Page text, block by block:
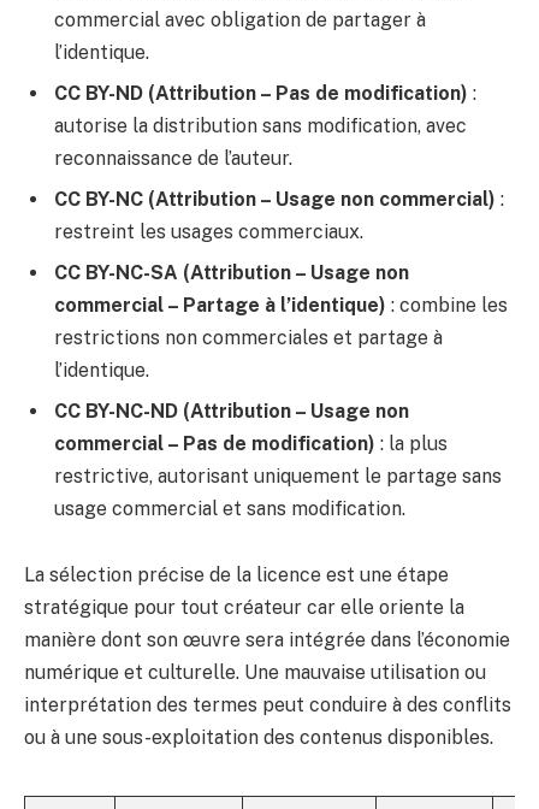
commercial avec obligation de partager à
l’identique.
CC BY-ND (Attribution – Pas de modification) :
autorise la distribution sans modification, avec
reconnaissance de l’auteur.
CC BY-NC (Attribution – Usage non commercial) :
restreint les usages commerciaux.
CC BY-NC-SA (Attribution – Usage non
commercial – Partage à l’identique) : combine les
restrictions non commerciales et partage à
l’identique.
CC BY-NC-ND (Attribution – Usage non
commercial – Pas de modification) : la plus
restrictive, autorisant uniquement le partage sans
usage commercial et sans modification.
La sélection précise de la licence est une étape
stratégique pour tout créateur car elle oriente la
manière dont son œuvre sera intégrée dans l’économie
numérique et culturelle. Une mauvaise utilisation ou
interprétation des termes peut conduire à des conflits
ou à une sous-exploitation des contenus disponibles.